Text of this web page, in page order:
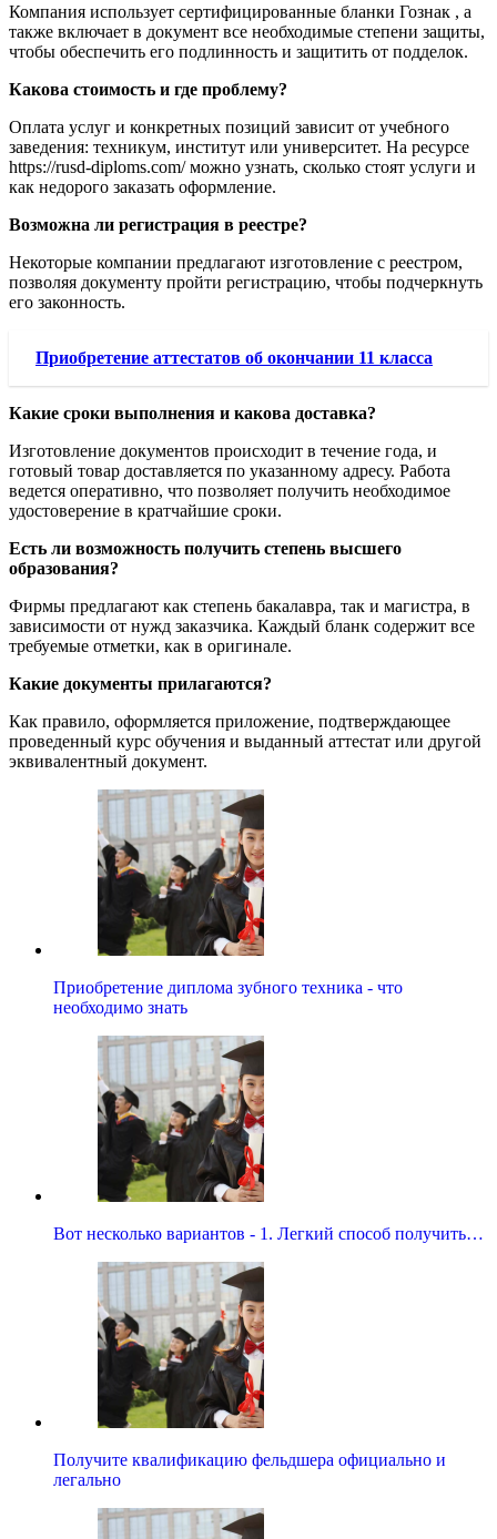
Компания использует сертифицированные бланки Гознак , а
также включает в документ все необходимые степени защиты,
чтобы обеспечить его подлинность и защитить от подделок.
Какова стоимость и где проблему?
Оплата услуг и конкретных позиций зависит от учебного
заведения: техникум, институт или университет. На ресурсе
https://rusd-diploms.com/ можно узнать, сколько стоят услуги и
как недорого заказать оформление.
Возможна ли регистрация в реестре?
Некоторые компании предлагают изготовление с реестром,
позволяя документу пройти регистрацию, чтобы подчеркнуть
его законность.
Приобретение аттестатов об окончании 11 класса
Какие сроки выполнения и какова доставка?
Изготовление документов происходит в течение года, и
готовый товар доставляется по указанному адресу. Работа
ведется оперативно, что позволяет получить необходимое
удостоверение в кратчайшие сроки.
Есть ли возможность получить степень высшего
образования?
Фирмы предлагают как степень бакалавра, так и магистра, в
зависимости от нужд заказчика. Каждый бланк содержит все
требуемые отметки, как в оригинале.
Какие документы прилагаются?
Как правило, оформляется приложение, подтверждающее
проведенный курс обучения и выданный аттестат или другой
эквивалентный документ.
Приобретение диплома зубного техника - что
необходимо знать
Вот несколько вариантов - 1. Легкий способ получить…
Получите квалификацию фельдшера официально и
легально